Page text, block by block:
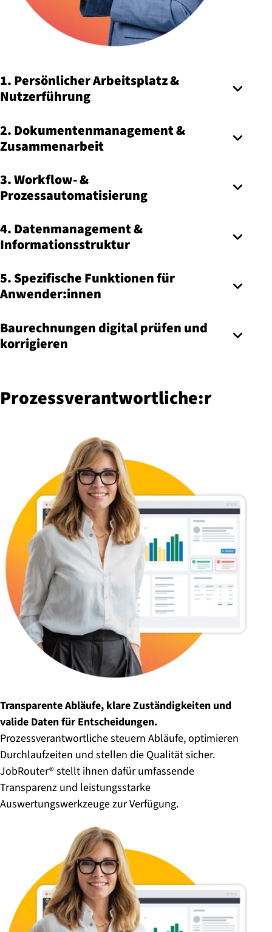
1. Persönlicher Arbeitsplatz &
Nutzerführung
2. Dokumentenmanagement &
Zusammenarbeit
3. Workflow- &
Prozessautomatisierung
4. Datenmanagement &
Informationsstruktur
5. Spezifische Funktionen für
Anwender:innen
Baurechnungen digital prüfen und
korrigieren
Pro­zess­ver­ant­wort­li­che:r
Transparente Abläufe, klare Zuständigkeiten und
valide Daten für Entscheidungen.
Prozessverantwortliche steuern Abläufe, optimieren
Durchlaufzeiten und stellen die Qualität sicher.
JobRouter® stellt ihnen dafür umfassende
Transparenz und leistungsstarke
Auswertungswerkzeuge zur Verfügung.